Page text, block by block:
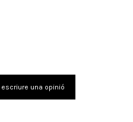
una opinió